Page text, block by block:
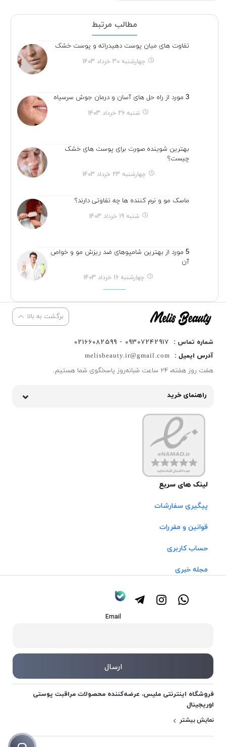
مطالب مرتبط
تفاوت های میان پوست دهیدراته و پوست خشک
چهارشنبه 30 خرداد 1403
3 مورد از راه حل های آسان و درمان جوش سرسیاه
شنبه 26 خرداد 1403
بهترین شوینده صورت برای پوست های خشک
چیست؟
چهارشنبه 23 خرداد 1403
ماسک مو و نرم کننده ها چه تفاوتی دارند؟
شنبه 19 خرداد 1403
5 مورد از بهترین شامپوهای ضد ریزش مو و خواص
آن
چهارشنبه 16 خرداد 1403
برگشت به بالا
شماره تماس :
09307242917 - 02166082599
آدرس ایمیل :
melisbeauty.ir@gmail.com
هفت روز هفته، ۲۴ ساعت شبانه‌روز پاسخگوی شما هستیم.
راهنمای خرید
لینک های سریع
پیگیری سفارشات
قوانین و مقررات
حساب کاربری
مجله خبری
Email
فروشگاه اینترنتی ملیس، عرضه‌کننده محصولات مراقبت پوستی
اوریجینال
نمایش بیشتر